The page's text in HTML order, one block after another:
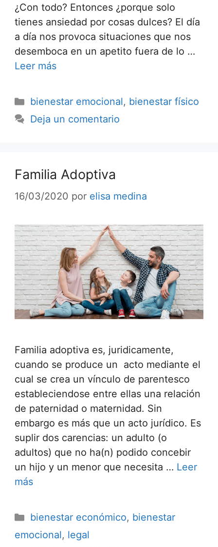
¿Con todo? Entonces ¿porque solo
tienes ansiedad por cosas dulces? El día
a día nos provoca situaciones que nos
desemboca en un apetito fuera de lo …
Leer más
bienestar emocional, bienestar físico
Deja un comentario
Familia Adoptiva
16/03/2020 por elisa medina
Familia adoptiva es, juridicamente,
cuando se produce un acto mediante el
cual se crea un vínculo de parentesco
estableciendose entre ellas una relación
de paternidad o maternidad. Sin
embargo es más que un acto jurídico. Es
suplir dos carencias: un adulto (o
adultos) que no ha(n) podido concebir
un hijo y un menor que necesita … Leer
más
bienestar económico, bienestar
emocional, legal